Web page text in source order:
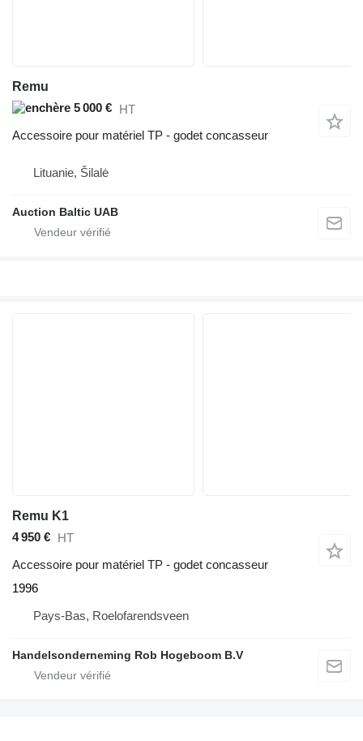
Remu
5 000 € HT
Accessoire pour matériel TP - godet concasseur
Lituanie, Šilalė
Auction Baltic UAB
Remu K1
4 950 € HT
Accessoire pour matériel TP - godet concasseur
1996
Pays-Bas, Roelofarendsveen
Handelsonderneming Rob Hogeboom B.V